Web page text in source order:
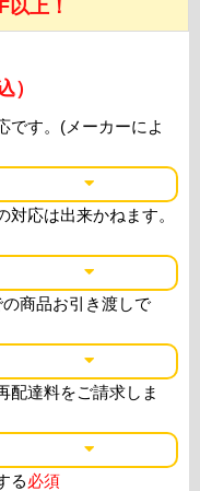
以上！
）
です。(メーカーによ
応は出来かねます。
商品お引き渡しで
配達料をご請求しま
る必須